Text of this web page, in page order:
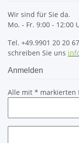
Wir sind für Sie da.
Mo. - Fr. 9:00 - 12:00
Tel. +49.9901 20 20
schreiben Sie uns
Anmelden
Alle mit * markierten